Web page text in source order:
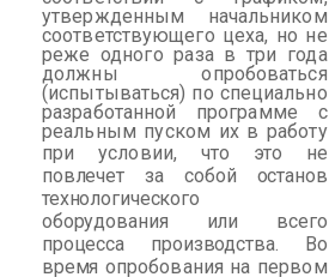
утвержденным начальником
соответствующего цеха, но не
реже одного раза в три года
должны опробоваться
(испытываться) по специально
разработанной программе с
реальным пуском их в работу
при условии, что это не
повлечет за собой останов
технологического
оборудования или всего
процесса производства. Во
время опробования на первом